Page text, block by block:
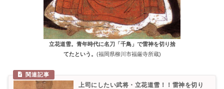
立花道雪。青年時代に名刀「千鳥」で雷神を切り捨
てたという。 (福岡県柳川市福厳寺所蔵)
上司にしたい武将・立花道雪！！雷神を切り